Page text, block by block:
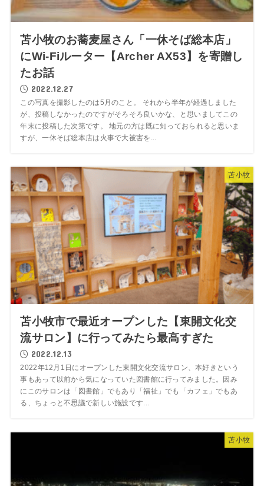
苫小牧のお蕎麦屋さん「一休そば総本店」
にWi-Fiルーター【Archer AX53】を寄贈し
たお話
2022.12.27
この写真を撮影したのは5月のこと。 それから半年が経過しました
が、投稿しなかったのですがそろそろ良いかな、と思いましてこの
年末に投稿した次第です。 地元の方は既に知っておられると思いま
すが、一休そば総本店は火事で大被害を...
苫小牧
苫小牧市で最近オープンした【東開文化交
流サロン】に行ってみたら最高すぎた
2022.12.13
2022年12月1日にオープンした東開文化交流サロン、本好きという
事もあって以前から気になっていた図書館に行ってみました。因み
にこのサロンは「図書館」でもあり「福祉」でも「カフェ」でもあ
る、ちょっと不思議で新しい施設です...
苫小牧